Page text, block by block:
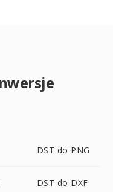
DST do PNG
DST do DXF